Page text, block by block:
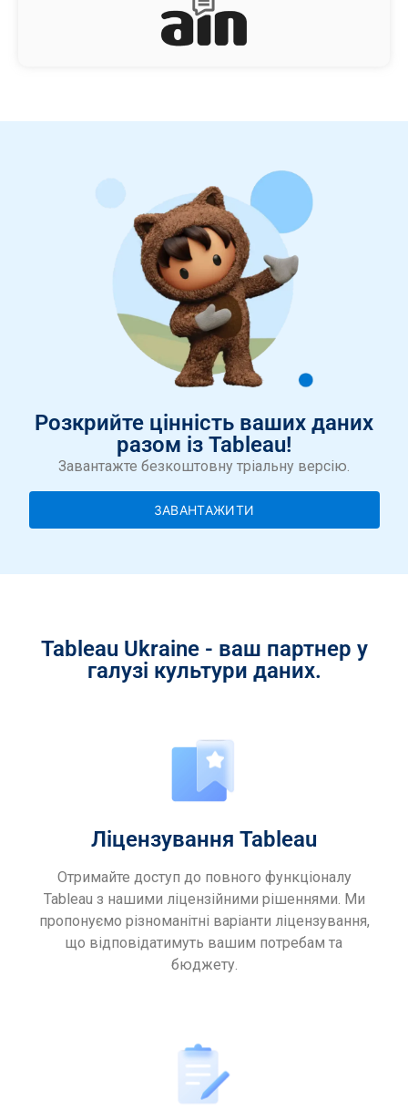
Розкрийте цінність ваших даних
разом із Tableau!
Завантажте безкоштовну тріальну версію.
ЗАВАНТАЖИТИ
Tableau Ukraine - ваш партнер у
галузі культури даних.
Ліцензування Tableau
Отримайте доступ до повного функціоналу
Tableau з нашими ліцензійними рішеннями. Ми
пропонуємо різноманітні варіанти ліцензування,
що відповідатимуть вашим потребам та
бюджету.